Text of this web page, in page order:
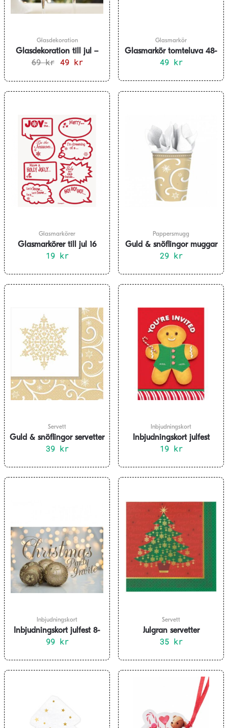
Glasdekoration
Glasdekoration till jul –
renhorn 10-pack
69kr
Det
priset
49 krDet
nuvarande
priset
Glasmarkör
Glasmarkör tomteluva 48-
pack
49 kr
Glasmarkörer
Glasmarkörer till jul 16
delar
19 kr
Pappersmugg
Guld & snöflingor muggar
29 kr
Servett
Guld & snöflingor servetter
39 kr
Inbjudningskort
Inbjudningskort julfest
19 kr
Inbjudningskort
Inbjudningskort julfest 8-
pack – ornament
99 kr
Servett
Julgran servetter
35 kr